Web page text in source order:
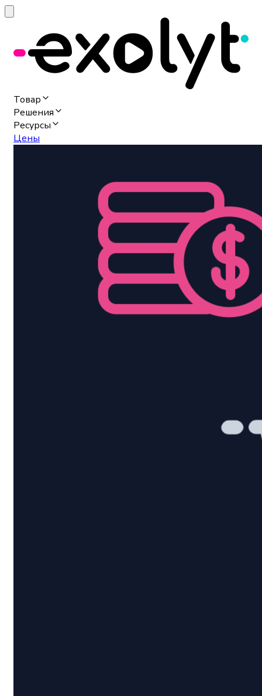
Товар
Решения
Ресурсы
Цены